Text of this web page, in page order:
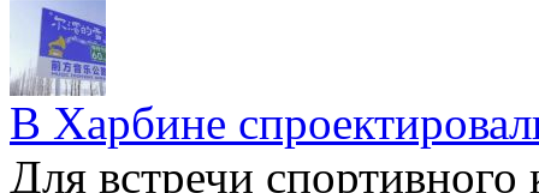
В Харбине
Для встречи спортивного